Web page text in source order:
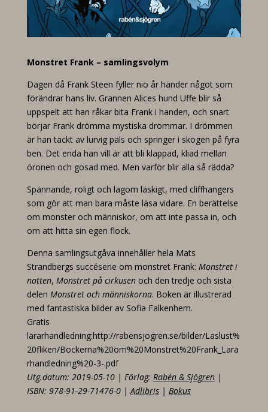
Monstret Frank – samlingsvolym
Dagen då Frank Steen fyller nio år händer något som
förändrar hans liv. Grannen Alices hund Uffe blir så
uppspelt att han råkar bita Frank i handen, och snart
börjar Frank drömma mystiska drömmar. I drömmen
är han täckt av lurvig päls och springer i skogen på fyra
ben. Det enda han vill är att bli klappad, kliad mellan
öronen och gosad med. Men varför blir alla så rädda?
Spännande, roligt och lagom läskigt, med cliffhangers
som gör att man bara måste läsa vidare. En berättelse
om monster och människor, om att inte passa in, och
om att hitta sin egen flock.
Denna samlingsutgåva innehåller hela Mats
Strandbergs succéserie om monstret Frank: Monstret i
natten, Monstret på cirkusenoch den tredje och sista
delen Monstret och människorna. Boken är illustrerad
med fantastiska bilder av Sofia Falkenhem.
Gratis
lärarhandledning:http://rabensjogren.se/bilder/Laslust%
20fliken/Bockerna%20om%20Monstret%20Frank_Lara
rhandledning%20-3-.pdf
Utg.datum: 2019-05-10 | Förlag: Rabén & Sjögren|
ISBN: 978-91-29-71476-0 | Adlibris| Bokus